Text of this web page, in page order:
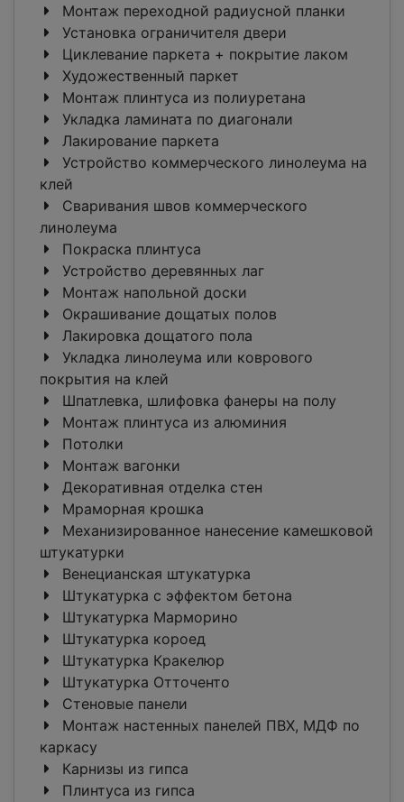
Монтаж переходной радиусной планки
Установка ограничителя двери
Циклевание паркета + покрытие лаком
Художественный паркет
Монтаж плинтуса из полиуретана
Укладка ламината по диагонали
Лакирование паркета
Устройство коммерческого линолеума на
клей
Сваривания швов коммерческого
линолеума
Покраска плинтуса
Устройство деревянных лаг
Монтаж напольной доски
Окрашивание дощатых полов
Лакировка дощатого пола
Укладка линолеума или коврового
покрытия на клей
Шпатлевка, шлифовка фанеры на полу
Монтаж плинтуса из алюминия
Потолки
Монтаж вагонки
Декоративная отделка стен
Мраморная крошка
Механизированное нанесение камешковой
штукатурки
Венецианская штукатурка
Штукатурка с эффектом бетона
Штукатурка Марморино
Штукатурка короед
Штукатурка Кракелюр
Штукатурка Отточенто
Стеновые панели
Монтаж настенных панелей ПВХ, МДФ по
каркасу
Карнизы из гипса
Плинтуса из гипса